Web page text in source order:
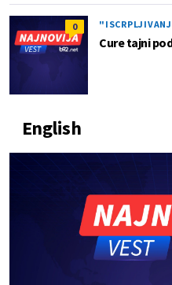
0
Cure tajni
English